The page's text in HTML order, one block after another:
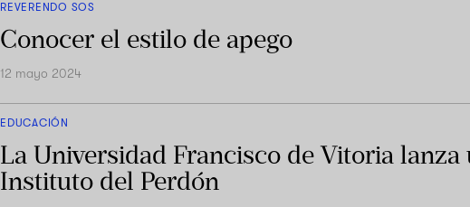
REVERENDO SOS
Conocer el estilo de apego
12 mayo 2024
EDUCACIÓN
La Universidad Francisco de Vitoria lanza
Instituto del Perdón